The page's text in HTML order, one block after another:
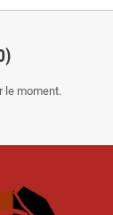
le moment.